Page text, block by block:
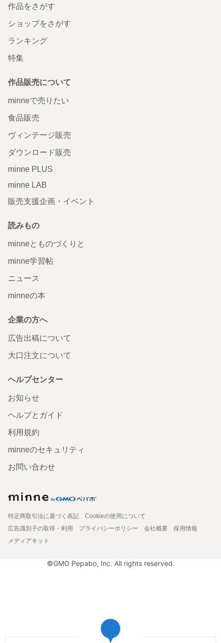
作品をさがす
ショップをさがす
ランキング
特集
作品販売について
minneで売りたい
食品販売
ヴィンテージ販売
ダウンロード販売
minne PLUS
minne LAB
販売支援企画・イベント
読みもの
minneとものづくりと
minne学習帖
ニュース
minneの本
企業の方へ
広告出稿について
大口注文について
ヘルプセンター
お知らせ
ヘルプとガイド
利用規約
minneのセキュリティ
お問い合わせ
特定商取引法に基づく表記
Cookieの使用について
広告識別子の取得・利用
プライバシーポリシー 会社概要
採用情報
メディアキット
©GMO Pepabo, Inc. All rights reserved.